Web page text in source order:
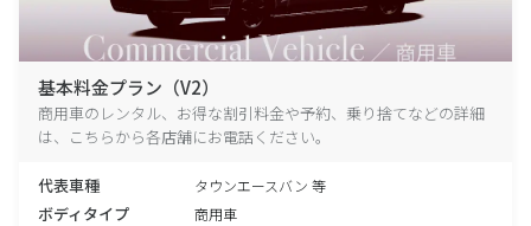
基本料金プラン（V2）
商用車のレンタル、お得な割引料金や予約、乗り捨てなどの詳細
は、こちらから各店舗にお電話ください。
代表車種 タウンエースバン 等
ボディタイプ 商用車